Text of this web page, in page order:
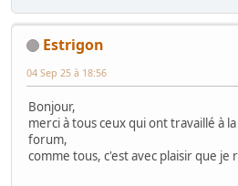
Estrigon
04 Sep 25 à 18:56
Bonjour,
merci à tous ceux qui ont travaillé à
forum,
comme tous, c'est avec plaisir que je